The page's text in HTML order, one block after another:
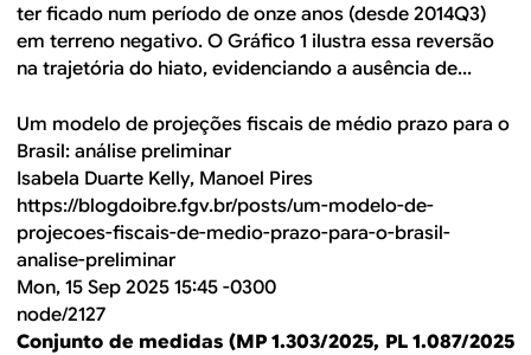
ter ficado num período de onze anos (desde 2014Q3)
em terreno negativo. O Gráfico 1 ilustra essa reversão
na trajetória do hiato, evidenciando a ausência de...
Um modelo de projeções fiscais de médio prazo para o
Brasil: análise preliminar
Isabela Duarte Kelly, Manoel Pires
https://blogdoibre.fgv.br/posts/um-modelo-de-
projecoes-fiscais-de-medio-prazo-para-o-brasil-
analise-preliminar
Mon, 15 Sep 2025 15:45 -0300
node/2127
Conjunto de medidas (MP 1.303/2025, PL 1.087/2025